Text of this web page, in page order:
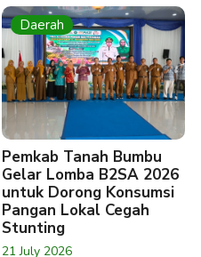
Daerah
Pemkab Tanah Bumbu
Gelar Lomba B2SA 2026
untuk Dorong Konsumsi
Pangan Lokal Cegah
Stunting
21 July 2026